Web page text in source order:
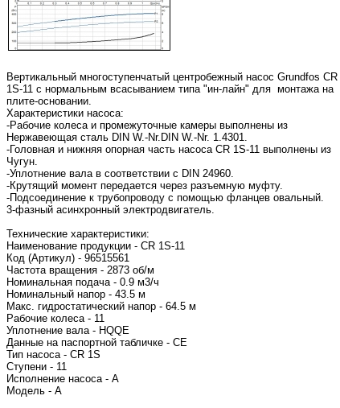
Вертикальный многоступенчатый центробежный насос Grundfos CR
1S-11 с нормальным всасыванием типа "ин-лайн" для монтажа на
плите-основании.
Характеристики насоса:
-Рабочие колеса и промежуточные камеры выполнены из
Нержавеющая сталь DIN W.-Nr.DIN W.-Nr. 1.4301.
-Головная и нижняя опорная часть насоса CR 1S-11 выполнены из
Чугун.
-Уплотнение вала в соответствии с DIN 24960.
-Крутящий момент передается через разъемную муфту.
-Подсоединение к трубопроводу с помощью фланцев овальный.
3-фазный асинхронный электродвигатель.
Технические характеристики:
Наименование продукции - CR 1S-11
Код (Артикул) - 96515561
Частота вращения - 2873 об/м
Номинальная подача - 0.9 м3/ч
Номинальный напор - 43.5 м
Макс. гидростатический напор - 64.5 м
Рабочие колеса - 11
Уплотнение вала - HQQE
Данные на паспортной табличке - CE
Тип насоса - CR 1S
Ступени - 11
Исполнение насоса - A
Модель - A